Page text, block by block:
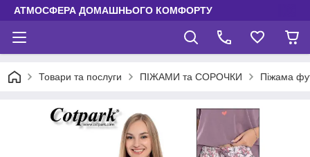
АТМОСФЕРА ДОМАШНЬОГО КОМФОРТУ
Товари та послуги ПІЖАМИ та СОРОЧКИ Піжама